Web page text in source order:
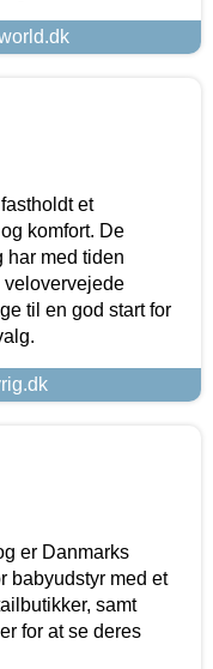
et
komfort. De
har med tiden
velovervejede
til en god start for
er Danmarks
babyudstyr med et
samt
for at se deres